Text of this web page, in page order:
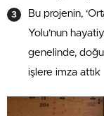
Bu projenin,
Yolu’nun
genelinde,
işlere imza attık